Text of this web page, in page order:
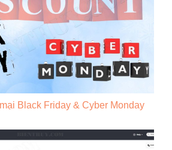
Black Friday & Cyber Monday